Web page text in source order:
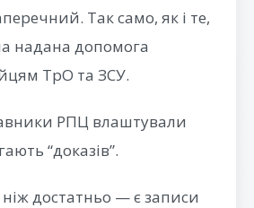
Так само, як і те,
надана допомога
ТрО та ЗСУ.
РПЦ влаштували
“доказів”.
достатньо — є записи